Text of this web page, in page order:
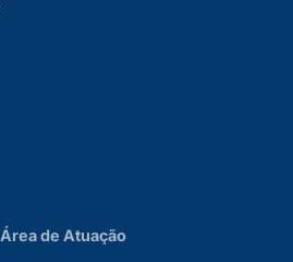
Área de Atuação